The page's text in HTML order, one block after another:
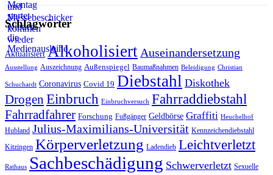
Schlagwörter
Aktualisiert Alkoholisiert Auseinandersetzung
Ausstellung Auszeichnung Außenspiegel Baumaßnahmen Beleidigung Christian
Schuchardt Coronavirus Covid 19 Diebstahl Diskothek
Drogen Einbruch Einbruchversuch Fahrraddiebstahl
Fahrradfahrer Forschung Fußgänger Geldbörse Graffiti Heuchelhof
Hubland Julius-Maximilians-Universität Kennzeichendiebstahl
Kitzingen Körperverletzung Ladendieb Leichtverletzt
Rathaus Sachbeschädigung Schwerverletzt Sexuelle